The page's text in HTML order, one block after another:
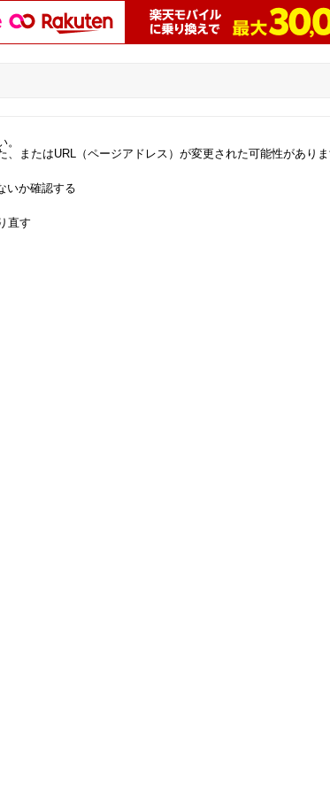
またはURL（ページアドレス）が変更された可能性がありま
いか確認する
直す